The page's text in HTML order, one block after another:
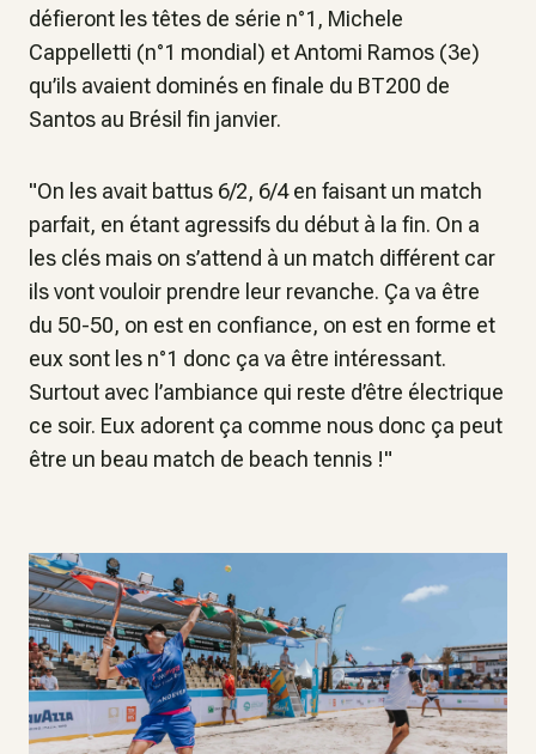
défieront les têtes de série n°1, Michele
Cappelletti (n°1 mondial) et Antomi Ramos (3e)
qu’ils avaient dominés en finale du BT200 de
Santos au Brésil fin janvier.
"On les avait battus 6/2, 6/4 en faisant un match
parfait, en étant agressifs du début à la fin. On a
les clés mais on s’attend à un match différent car
ils vont vouloir prendre leur revanche. Ça va être
du 50-50, on est en confiance, on est en forme et
eux sont les n°1 donc ça va être intéressant.
Surtout avec l’ambiance qui reste d’être électrique
ce soir. Eux adorent ça comme nous donc ça peut
être un beau match de beach tennis !"